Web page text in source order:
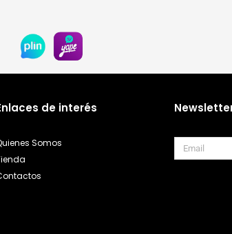
de interés
Somos
Correo
electrónico